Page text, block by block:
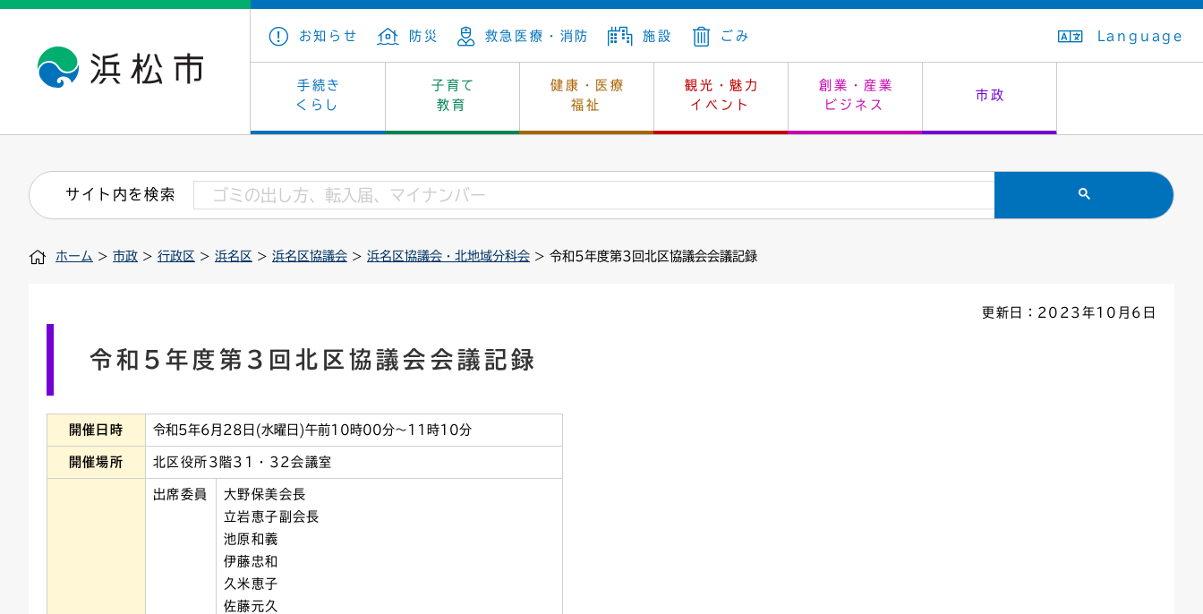
お知らせ 防災 救急医療・消防 施設 ごみ Language
手続き
くらし
子育て
教育
健康・医療
福祉
観光・魅力
イベント
創業・産業
ビジネス
市政
戸籍・住民の手続き 保険・年金 上下水道 生活排水
住まい・建築 墓地・斎場 消費生活 市民安全
税金 法人税 環境
連絡ごみ
子育て・青少年・若者 教育 生涯学習 教育委員会
看護専門学校 学級閉鎖 幼稚園一覧 入学式・卒業式
小学校一覧 中学校一覧
健康・医療 福祉 休日当番医 救急・夜間診療
介護保険 保健所 感染症
文化・芸術 文化財 レジャー・スポーツ 施設予約（まつぼっくり）
浜松・浜名湖だいすきネット はじめよう、ハマライフ はたちの集い
産業振興 カーボンニュートラル 土地 指定管理者制度
発注情報(入札・契約) 福祉・介護 環境対策 公共事業の技術監理
募集 雇用・就労 企業立地
市の概要 庁舎案内 市長の部屋 議会
外郭団体 統計 選挙 オープンデータ
職員採用 市有財産 例規・公示
ユニバーサルデザイン
サイト内を検索
ホーム > 市政 > 行政区 > 浜名区 > 浜名区協議会 > 浜名区協議会・北地域分科会 > 令和5年度第3回北区協議会会議記録
更新日：2023年10月6日
令和5年度第3回北区協議会会議記録
開催日時 令和5年6月28日(水曜日)午前10時00分～11時10分
開催場所 北区役所3階31・32会議室
出席委員
大野保美会長
立岩恵子副会長
池原和義
伊藤忠和
久米恵子
佐藤元久